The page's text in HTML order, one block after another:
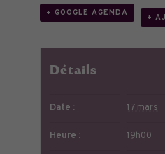
+ GOOGLE AGENDA
+
Détails
Date : 17 mars
Heure : 19h00